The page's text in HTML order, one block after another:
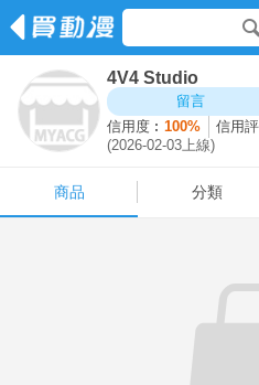
4V4 Studio
留言
信用度︰100% 信用
(2026-02-03上線)
商品 分類
商品 分類